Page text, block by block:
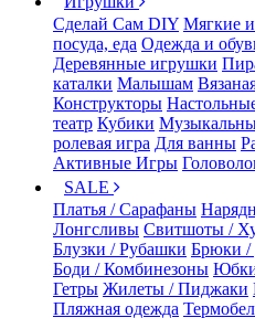
Сделай Сам DIY Мягкие
посуда, еда Одежда и
Деревянные игрушки
каталки Малышам
Конструкторы
театр Кубики
ролевая игра Для ванны
Активные Игры
SALE
Платья / Сарафаны
Лонгсливы Свитшоты /
Блузки / Рубашки Брюки
Боди / Комбинезоны
Гетры Жилеты / Пиджаки
Пляжная одежда